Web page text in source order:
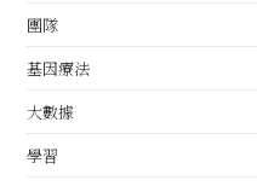
團隊
基因療法
大數據
學習